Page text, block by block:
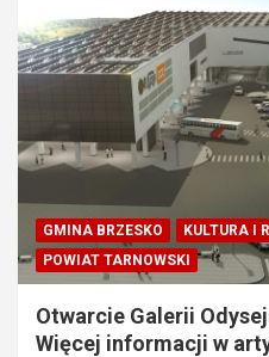
GMINA BRZESKO KULTURA I
POWIAT TARNOWSKI
Otwarcie Galerii
Więcej informacji w